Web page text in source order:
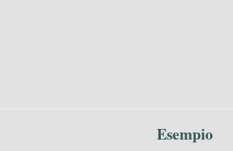
Esempio